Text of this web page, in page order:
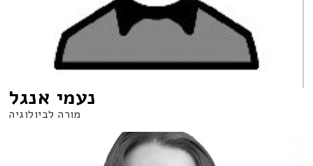
נעמי אנגל
מורה לביולוגיה